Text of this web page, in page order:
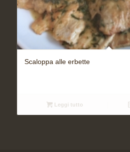
Scaloppa alle erbette
Leggi tutto